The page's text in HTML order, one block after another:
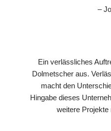
–
Ein verlässliches
Dolmetscher aus.
macht den
Hingabe dieses
weitere Projekte